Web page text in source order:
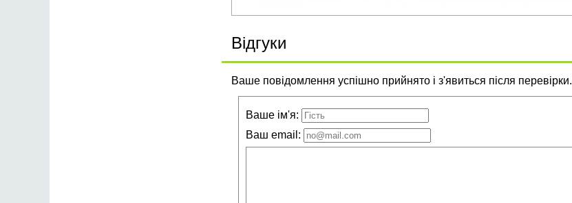
Відгуки
Ваше повідомлення успішно прийнято і з'явиться після перевірки.
Ваше ім'я:
Ваш email: